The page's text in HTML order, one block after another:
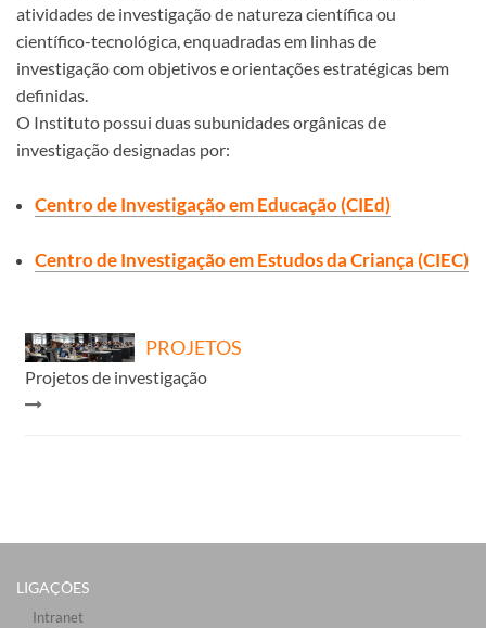
atividades de investigação de natureza científica ou
científico-tecnológica, enquadradas em linhas de
investigação com objetivos e orientações estratégicas bem
de​finidas.
O Instituto possui duas subunidades orgânicas de
investigação designadas por:
Centro ​de Inves​tigação em Educação (CIEd)​
Centro de Investi​gação em Estudos da Criança (CIEC)
PROJETOS
Projetos de investigação
LIGAÇÕES​
Intranet